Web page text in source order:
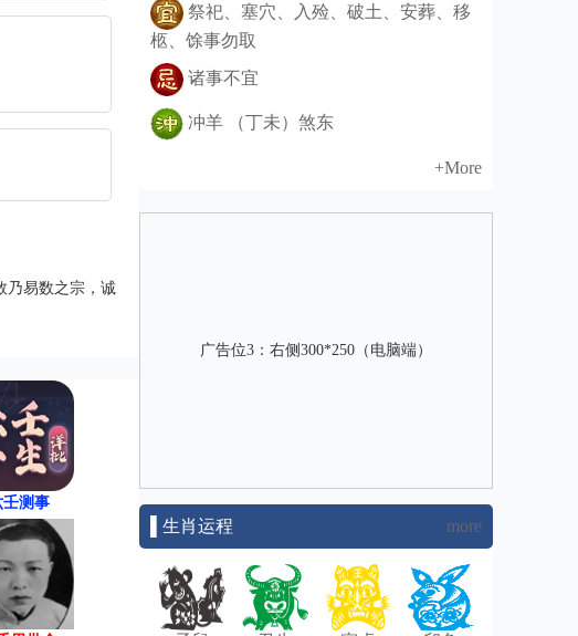
乃易数之宗，诚
壬测事
祭祀、塞穴、入殓、破土、安葬、移
柩、馀事勿取
诸事不宜
冲羊 （丁未）煞东
+More
广告位3：右侧300*250（电脑端）
▌生肖运程 more